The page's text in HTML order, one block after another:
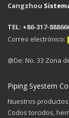
Cangzhou
TEL: +86-317-
Correo electrónico:
@De: No. 33 Zona
Piping Syestem
Nuestros
Codos torcidos,